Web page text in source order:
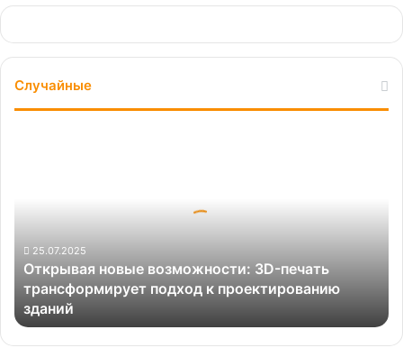
Случайные
подход
проектированию
зданий
25.07.2025
Открывая новые возможности: 3D-печать
трансформирует подход к проектированию
зданий